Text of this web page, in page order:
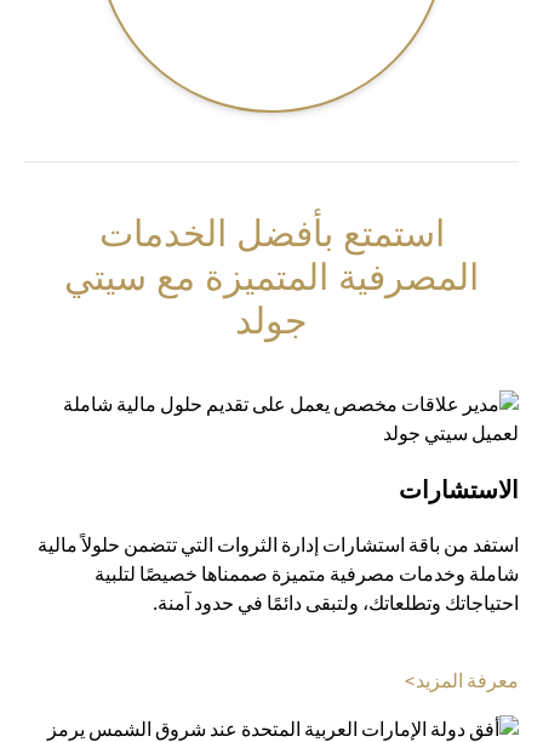
استمتع بأفضل الخدمات
المصرفية المتميزة مع سيتي
جولد
الاستشارات
استفد من باقة استشارات إدارة الثروات التي تتضمن حلولاً مالية
شاملة وخدمات مصرفية متميزة صممناها خصيصًا لتلبية
احتياجاتك وتطلعاتك، ولتبقى دائمًا في حدود آمنة.
معرفة المزيد>